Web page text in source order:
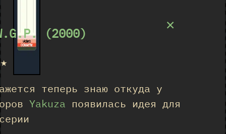
×
(2000)
теперь знаю откуда у
Yakuza появилась идея для